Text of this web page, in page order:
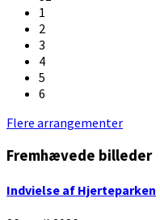
1
2
3
4
5
6
Back
calendar
Flere arrangementer
Fremhævede billeder
Indvielse af Hjerteparken